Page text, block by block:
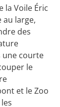
la Voile Éric
au large,
des
une courte
le
et le Zoo